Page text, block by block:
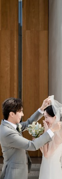
원남교당